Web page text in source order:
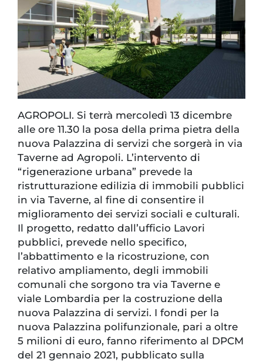
AGROPOLI. Si terrà mercoledì 13 dicembre
alle ore 11.30 la posa della prima pietra della
nuova Palazzina di servizi che sorgerà in via
Taverne ad Agropoli. L’intervento di
“rigenerazione urbana” prevede la
ristrutturazione edilizia di immobili pubblici
in via Taverne, al fine di consentire il
miglioramento dei servizi sociali e culturali.
Il progetto, redatto dall’ufficio Lavori
pubblici, prevede nello specifico,
l’abbattimento e la ricostruzione, con
relativo ampliamento, degli immobili
comunali che sorgono tra via Taverne e
viale Lombardia per la costruzione della
nuova Palazzina di servizi. I fondi per la
nuova Palazzina polifunzionale, pari a oltre
5 milioni di euro, fanno riferimento al DPCM
del 21 gennaio 2021, pubblicato sulla